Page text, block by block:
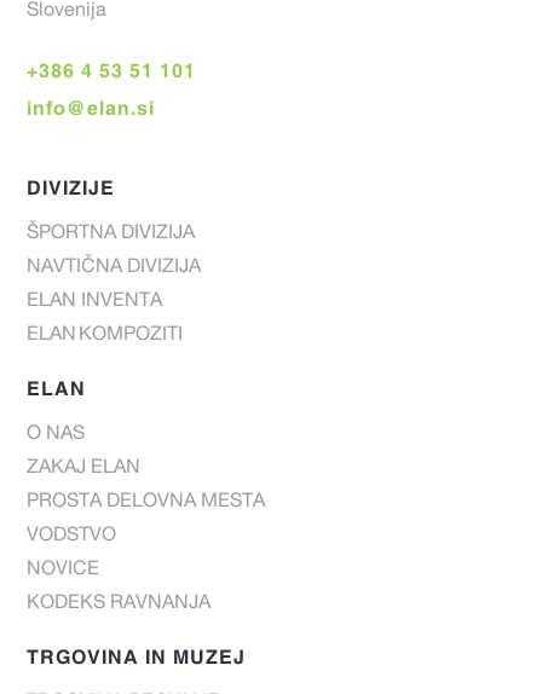
Slovenija
+386 4 53 51 101
info@elan.si
DIVIZIJE
ŠPORTNA DIVIZIJA
NAVTIČNA DIVIZIJA
ELAN INVENTA
ELAN KOMPOZITI
ELAN
O NAS
ZAKAJ ELAN
PROSTA DELOVNA MESTA
VODSTVO
NOVICE
KODEKS RAVNANJA
TRGOVINA IN MUZEJ